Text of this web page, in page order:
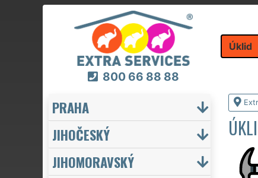
800 66 88 88
Úklid
PRAHA
JIHOČESKÝ
JIHOMORAVSKÝ